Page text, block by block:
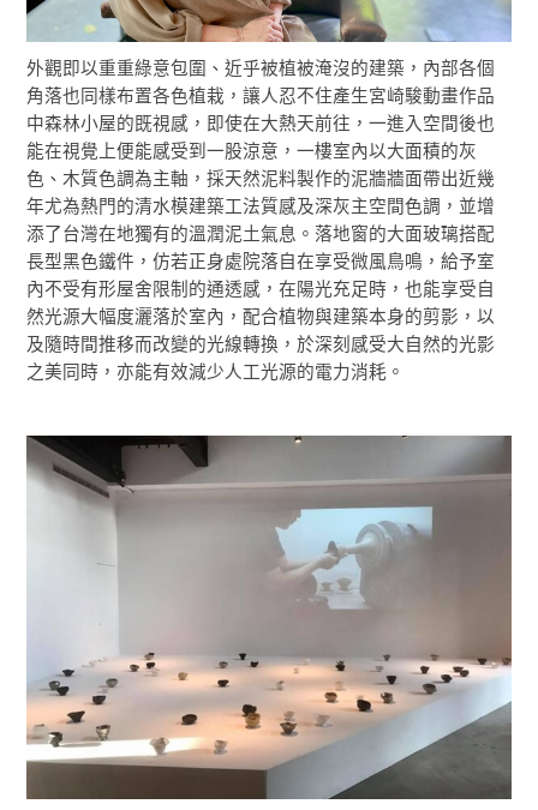
外觀即以重重綠意包圍、近乎被植被淹沒的建築，內部各個
角落也同樣布置各色植栽，讓人忍不住產生宮崎駿動畫作品
中森林小屋的既視感，即使在大熱天前往，一進入空間後也
能在視覺上便能感受到一股涼意，一樓室內以大面積的灰
色、木質色調為主軸，採天然泥料製作的泥牆牆面帶出近幾
年尤為熱門的清水模建築工法質感及深灰主空間色調，並增
添了台灣在地獨有的溫潤泥土氣息。落地窗的大面玻璃搭配
長型黑色鐵件，仿若正身處院落自在享受微風鳥鳴，給予室
內不受有形屋舍限制的通透感，在陽光充足時，也能享受自
然光源大幅度灑落於室內，配合植物與建築本身的剪影，以
及隨時間推移而改變的光線轉換，於深刻感受大自然的光影
之美同時，亦能有效減少人工光源的電力消耗。